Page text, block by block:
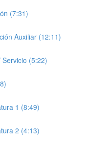
(7:31)
Auxiliar (12:11)
(5:22)
1 (8:49)
2 (4:13)